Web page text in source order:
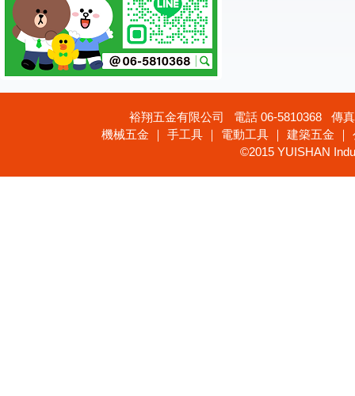
裕翔五金有限公司 電話 06-5810368 傳
機械五金 ｜ 手工具 ｜ 電動工具 ｜ 建築五金
©2015 YUISHAN